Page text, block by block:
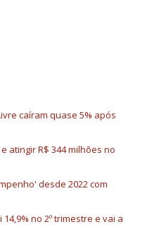
caíram quase 5% após
atingir R$ 344 milhões no
desde 2022 com
no 2º trimestre e vai a